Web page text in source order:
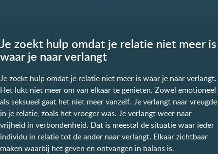
Je zoekt hulp omdat je relatie niet meer is
waar je naar verlangt
Je zoekt hulp omdat je relatie niet meer is waar je naar verlangt.
Het lukt niet meer om van elkaar te genieten. Zowel emotioneel
als seksueel gaat het niet meer vanzelf. Je verlangt naar vreugde
in je relatie, zoals het vroeger was. Je verlangt weer naar
vrijheid in verbondenheid. Dat is meestal de situatie waar ieder
individu in relatie tot de ander naar verlangt. Elkaar zichtbaar
maken waarbij het geven en ontvangen in balans is.